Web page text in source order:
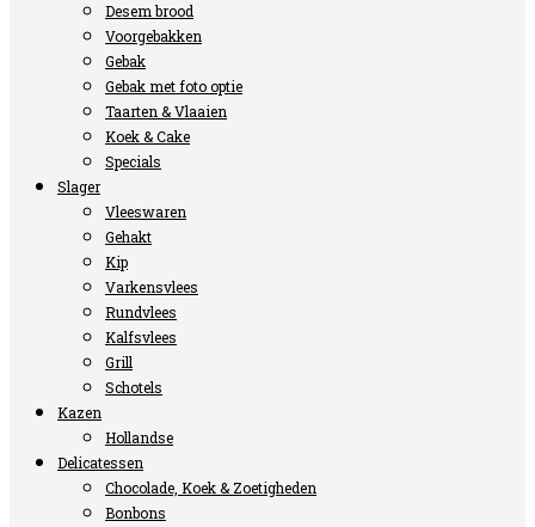
Desem brood
Voorgebakken
Gebak
Gebak met foto optie
Taarten & Vlaaien
Koek & Cake
Specials
Slager
Vleeswaren
Gehakt
Kip
Varkensvlees
Rundvlees
Kalfsvlees
Grill
Schotels
Kazen
Hollandse
Delicatessen
Chocolade, Koek & Zoetigheden
Bonbons